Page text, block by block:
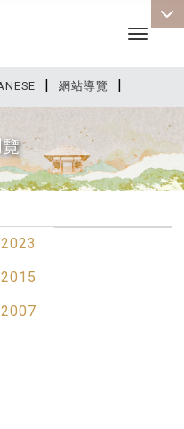
| 網站導覽 |
Toggle